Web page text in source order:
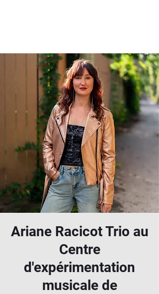
Ariane Racicot Trio au
Centre
d'expérimentation
musicale de